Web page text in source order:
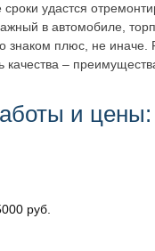
удастся
в автомобиле,
знаком плюс, не
–
и цены:
руб.